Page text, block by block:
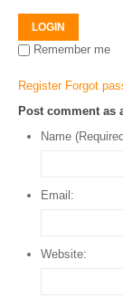
LOGIN
Remember me
Register Forgot
Post comment as
Name
Email:
Website: